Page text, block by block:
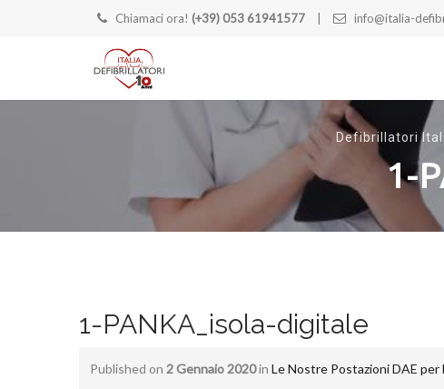
Chiamaci ora! (+39) 053 61941577 info@italia-
Defibrillatori
1-
1-PANKA_isola-digitale
Published on 2 Gennaio 2020in Le Nostre Postazioni DAE per